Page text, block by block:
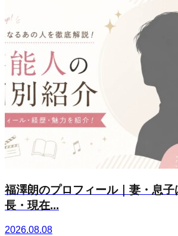
福澤朗のプロフィール｜妻・息
長・現在...
2026.08.08